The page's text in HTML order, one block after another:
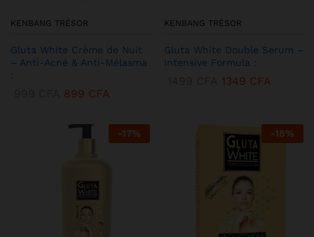
KENBANG TRÉSOR
Gluta White Crème de Nuit
– Anti-Acné & Anti-Mélasma
:
899 CFA
KENBANG TRÉSOR
Gluta White Double Serum –
Intensive Formula :
1349 CFA
-17% -18%